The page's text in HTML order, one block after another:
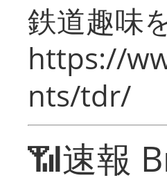
鉄道趣味
https://
nts/tdr/
📶速報